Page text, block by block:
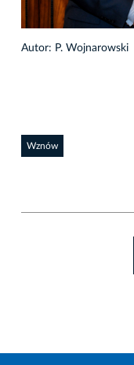
Autor: P. Wojnarowski
Wznów